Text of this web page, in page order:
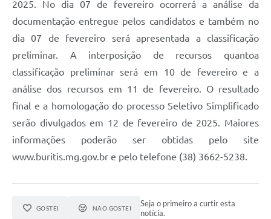
2025. No dia 07 de fevereiro ocorrerá a análise da
documentação entregue pelos candidatos e também no
dia 07 de fevereiro será apresentada a classificação
preliminar. A interposição de recursos quantoa
classificação preliminar será em 10 de fevereiro e a
análise dos recursos em 11 de fevereiro. O resultado
final e a homologação do processo Seletivo Simplificado
serão divulgados em 12 de fevereiro de 2025. Maiores
informações poderão ser obtidas pelo site
www.buritis.mg.gov.br e pelo telefone (38) 3662-5238.
GOSTEI NÃO GOSTEI
Seja o primeiro a curtir esta
notícia.